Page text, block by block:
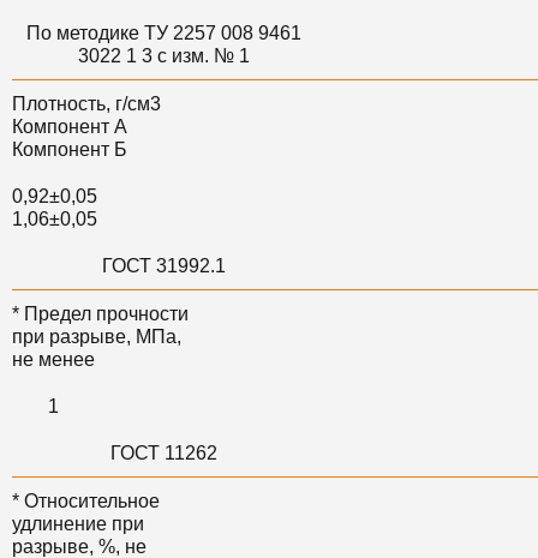
По методике ТУ 2257 008 9461
3022 1 3 с изм. № 1
Плотность, г/см3
Компонент А
Компонент Б
0,92±0,05
1,06±0,05
ГОСТ 31992.1
* Предел прочности
при разрыве, МПа,
не менее
1
ГОСТ 11262
* Относительное
удлинение при
разрыве, %, не